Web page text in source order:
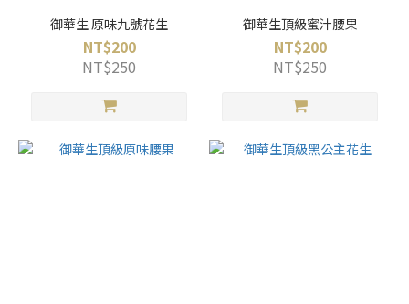
御華生 原味九號花生
NT$200
NT$250
御華生頂級蜜汁腰果
NT$200
NT$250